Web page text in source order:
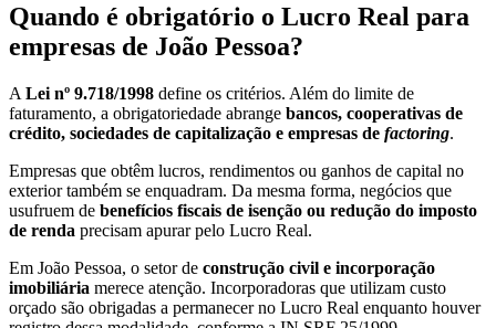
Quando é obrigatório o Lucro Real para
empresas de João Pessoa?
A Lei nº 9.718/1998 define os critérios. Além do limite de
faturamento, a obrigatoriedade abrange bancos, cooperativas de
crédito, sociedades de capitalização e empresas de factoring.
Empresas que obtêm lucros, rendimentos ou ganhos de capital no
exterior também se enquadram. Da mesma forma, negócios que
usufruem de benefícios fiscais de isenção ou redução do imposto
de renda precisam apurar pelo Lucro Real.
Em João Pessoa, o setor de construção civil e incorporação
imobiliária merece atenção. Incorporadoras que utilizam custo
orçado são obrigadas a permanecer no Lucro Real enquanto houver